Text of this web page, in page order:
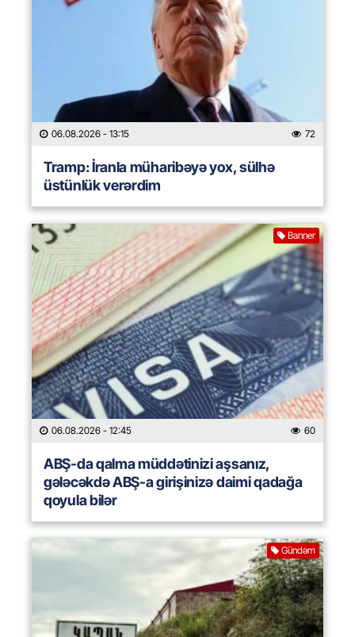
06.08.2026 - 13:15 72
Tramp: İranla müharibəyə yox, sülhə
üstünlük verərdim
Banner
06.08.2026 - 12:45 60
ABŞ-da qalma müddətinizi aşsanız,
gələcəkdə ABŞ-a girişinizə daimi qadağa
qoyula bilər
Gündəm